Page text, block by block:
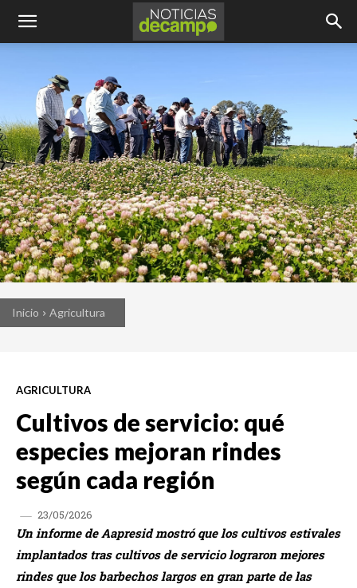
Inicio Agricultura
AGRICULTURA
Cultivos de servicio: qué
especies mejoran rindes
según cada región
23/05/2026
Un informe de Aapresid mostró que los cultivos estivales
implantados tras cultivos de servicio lograron mejores
rindes que los barbechos largos en gran parte de las